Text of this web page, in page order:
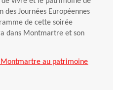
des Journées Européennes
de cette soirée
dans Montmartre et son
au patrimoine